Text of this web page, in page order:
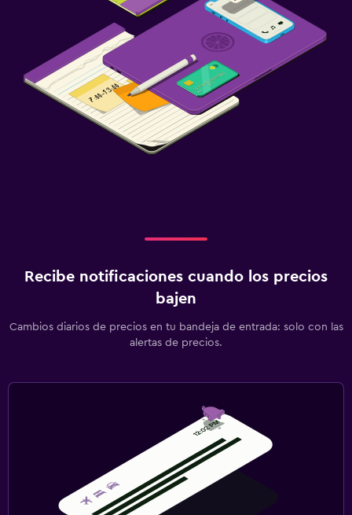
Estacionamiento accesible
Plantas superiores accesibles por escaleras
Piscina
Piscina climatizada
Piscina al aire libre
Estacionamiento y transporte
Traslado al aeropuerto (con cargos)
Estacionamiento gratuito
TV por cable o vía satélite
Biblioteca
Recibe notificaciones cuando los precios
bajen
Cambios diarios de precios en tu bandeja de entrada: solo con las
alertas de precios.